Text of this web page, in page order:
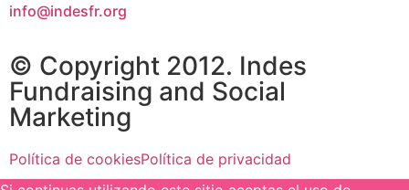
info@indesfr.org
© Copyright 2012. Indes
Fundraising and Social
Marketing
Política de cookiesPolítica de privacidad